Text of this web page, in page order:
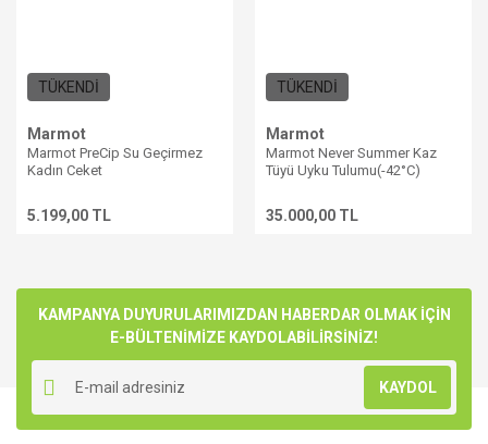
TÜKENDİ
Marmot
Marmot PreCip Su Geçirmez
Kadın Ceket
5.199,00 TL
TÜKENDİ
Marmot
Marmot Never Summer Kaz
Tüyü Uyku Tulumu(-42°C)
35.000,00 TL
KAMPANYA DUYURULARIMIZDAN HABERDAR OLMAK İÇİN
E-BÜLTENİMİZE KAYDOLABİLİRSİNİZ!
KAYDOL